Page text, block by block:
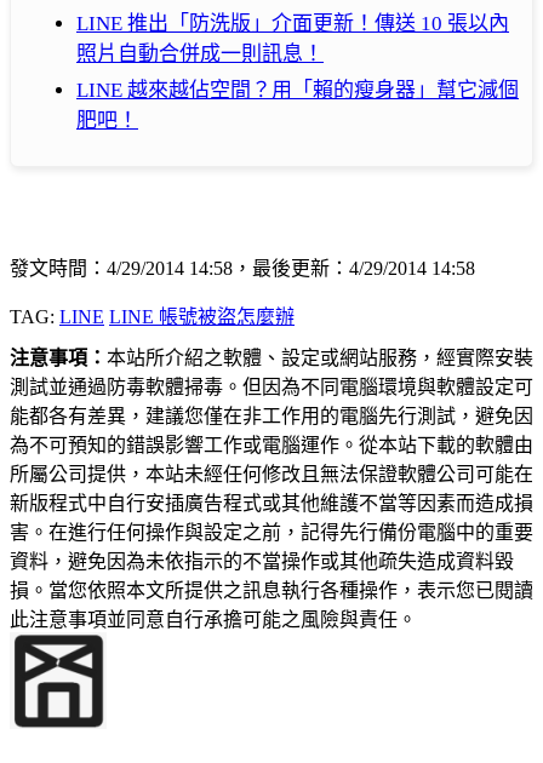
LINE 推出「防洗版」介面更新！傳送 10 張以內
照片自動合併成一則訊息！
LINE 越來越佔空間？用「賴的瘦身器」幫它減個
肥吧！
發文時間：4/29/2014 14:58，最後更新：4/29/2014 14:58
TAG: LINE LINE 帳號被盜怎麼辦
注意事項： 本站所介紹之軟體、設定或網站服務，經實際安裝
測試並通過防毒軟體掃毒。但因為不同電腦環境與軟體設定可
能都各有差異，建議您僅在非工作用的電腦先行測試，避免因
為不可預知的錯誤影響工作或電腦運作。從本站下載的軟體由
所屬公司提供，本站未經任何修改且無法保證軟體公司可能在
新版程式中自行安插廣告程式或其他維護不當等因素而造成損
害。在進行任何操作與設定之前，記得先行備份電腦中的重要
資料，避免因為未依指示的不當操作或其他疏失造成資料毀
損。當您依照本文所提供之訊息執行各種操作，表示您已閱讀
此注意事項並同意自行承擔可能之風險與責任。